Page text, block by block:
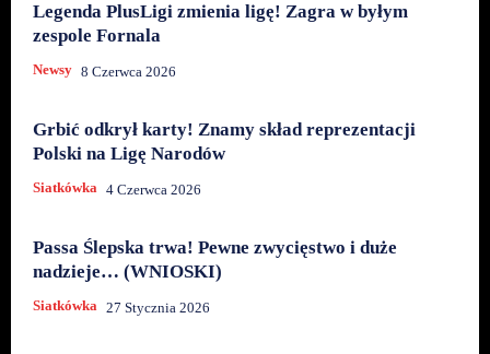
Legenda PlusLigi zmienia ligę! Zagra w byłym
zespole Fornala
Newsy 8 Czerwca 2026
Grbić odkrył karty! Znamy skład reprezentacji
Polski na Ligę Narodów
Siatkówka 4 Czerwca 2026
Passa Ślepska trwa! Pewne zwycięstwo i duże
nadzieje… (WNIOSKI)
Siatkówka 27 Stycznia 2026